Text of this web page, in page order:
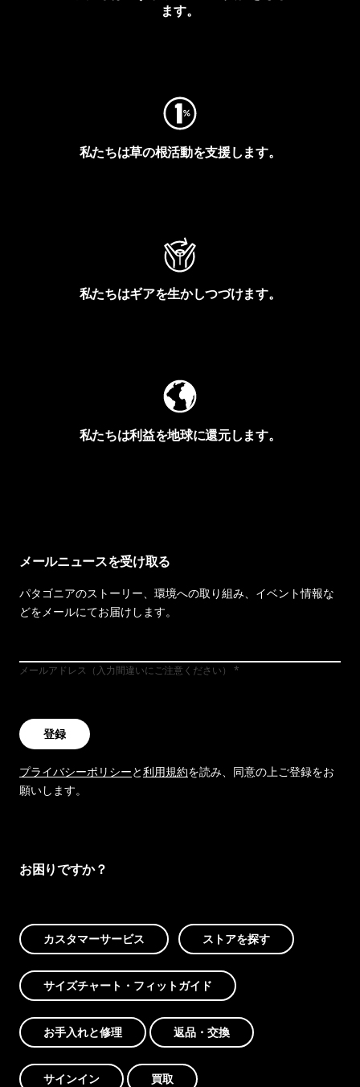
ます。
私たちは草の根活動を支援します。
私たちはギアを生かしつづけます。
私たちは利益を地球に還元します。
メールニュースを受け取る
パタゴニアのストーリー、環境への取り組み、イベント情報な
どをメールにてお届けします。
メールアドレス（入力間違いにご注意ください）
登録
プライバシーポリシーと利用規約を読み、同意の上ご登録をお
願いします。
お困りですか？
カスタマーサービス ストアを探す
サイズチャート・フィットガイド
お手入れと修理 返品・交換
サインイン 買取